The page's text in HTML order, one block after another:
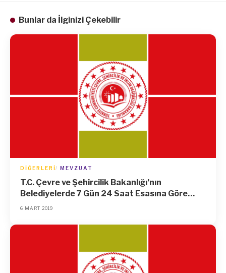
Bunlar da İlginizi Çekebilir
DIĞERLERI MEVZUAT
T.C. Çevre ve Şehircilik Bakanlığı’nın
Belediyelerde 7 Gün 24 Saat Esasına Göre
Hizmet Verilmesi Hakkında 2019/4 Sayılı
6 MART 2019